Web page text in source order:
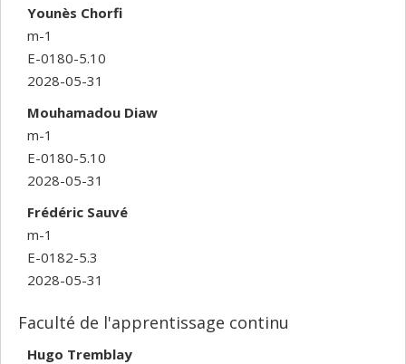
Younès Chorfi
m-1
E-0180-5.10
2028-05-31
Mouhamadou Diaw
m-1
E-0180-5.10
2028-05-31
Frédéric Sauvé
m-1
E-0182-5.3
2028-05-31
Faculté de l'apprentissage continu
Hugo Tremblay